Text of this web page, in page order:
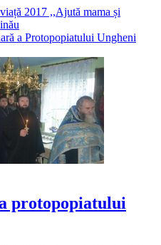
2017 ,,Ajută mama și
a Protopopiatului Ungheni
protopopiatului